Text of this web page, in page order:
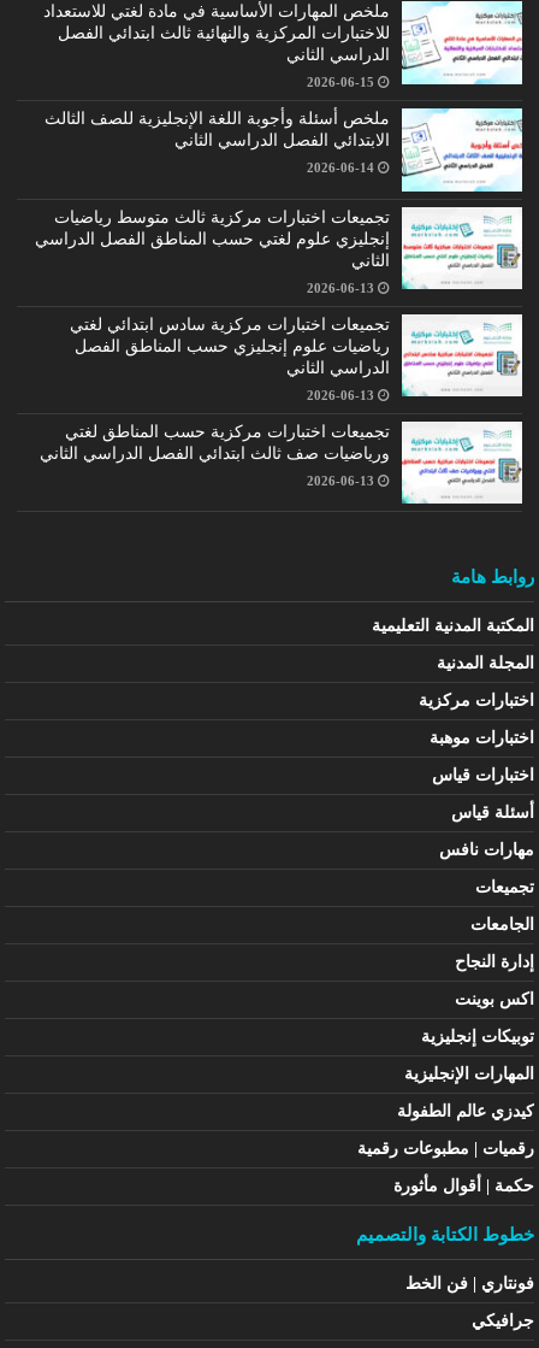
ملخص المهارات الأساسية في مادة لغتي للاستعداد
للاختبارات المركزية والنهائية ثالث ابتدائي الفصل
الدراسي الثاني
2026-06-15
ملخص أسئلة وأجوبة اللغة الإنجليزية للصف الثالث
الابتدائي الفصل الدراسي الثاني
2026-06-14
تجميعات اختبارات مركزية ثالث متوسط رياضيات
إنجليزي علوم لغتي حسب المناطق الفصل الدراسي
الثاني
2026-06-13
تجميعات اختبارات مركزية سادس ابتدائي لغتي
رياضيات علوم إنجليزي حسب المناطق الفصل
الدراسي الثاني
2026-06-13
تجميعات اختبارات مركزية حسب المناطق لغتي
ورياضيات صف ثالث ابتدائي الفصل الدراسي الثاني
2026-06-13
روابط هامة
المكتبة المدنية التعليمية
المجلة المدنية
اختبارات مركزية
اختبارات موهبة
اختبارات قياس
أسئلة قياس
مهارات نافس
تجميعات
الجامعات
إدارة النجاح
اكس بوينت
توبيكات إنجليزية
المهارات الإنجليزية
كيدزي عالم الطفولة
رقميات | مطبوعات رقمية
حكمة | أقوال مأثورة
خطوط الكتابة والتصميم
فونتاري | فن الخط
جرافيكي